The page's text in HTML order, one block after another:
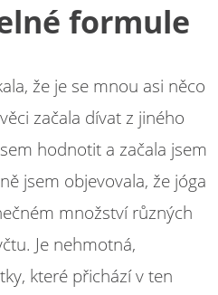
formule
že je se mnou asi něco
začala dívat z jiného
hodnotit a začala jsem
jsem objevovala, že jóga
množství různých
Je nehmotná,
které přichází v ten